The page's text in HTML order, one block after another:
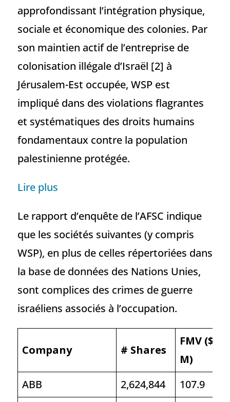
approfondissant l’intégration physique,
sociale et économique des colonies. Par
son maintien actif de l’entreprise de
colonisation illégale d’Israël [2] à
Jérusalem-Est occupée, WSP est
impliqué dans des violations flagrantes
et systématiques des droits humains
fondamentaux contre la population
palestinienne protégée.
Lire plus
Le rapport d’enquête de l’AFSC indique
que les sociétés suivantes (y compris
WSP), en plus de celles répertoriées dans
la base de données des Nations Unies,
sont complices des crimes de guerre
israéliens associés à l’occupation.
Company # Shares
FMV ($
M)
ABB
2,624,844
107.9